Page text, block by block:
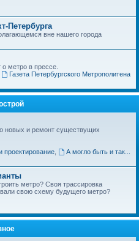
Петербурга
вне нашего города
метро в прессе.
Газета Петербургского Метрополитена
новых и ремонт существущих
проектирование,
А могло быть и так...
метро? Своя трассировка
свою схему будущего метро?